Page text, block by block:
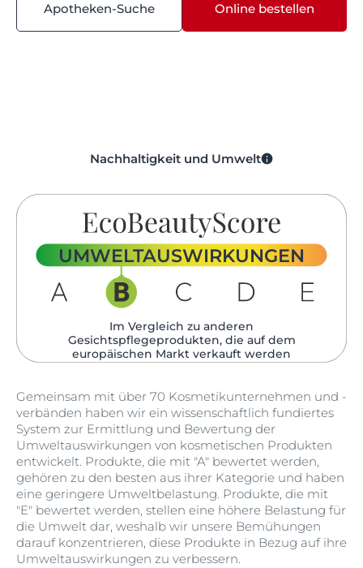
LSF 30, 50 ml
Apotheken-Suche Online bestellen
Nachhaltigkeit und Umwelt
UMWELTAUSWIRKUNGEN
Im Vergleich zu anderen
Gesichtspflegeprodukten, die auf dem
europäischen Markt verkauft werden​
Gemeinsam mit über 70 Kosmetikunternehmen und -
verbänden haben wir ein wissenschaftlich fundiertes
System zur Ermittlung und Bewertung der
Umweltauswirkungen von kosmetischen Produkten
entwickelt. Produkte, die mit "A" bewertet werden,
gehören zu den besten aus ihrer Kategorie und haben
eine geringere Umweltbelastung. Produkte, die mit
"E" bewertet werden, stellen eine höhere Belastung für
die Umwelt dar, weshalb wir unsere Bemühungen
darauf konzentrieren, diese Produkte in Bezug auf ihre
Umweltauswirkungen zu verbessern.